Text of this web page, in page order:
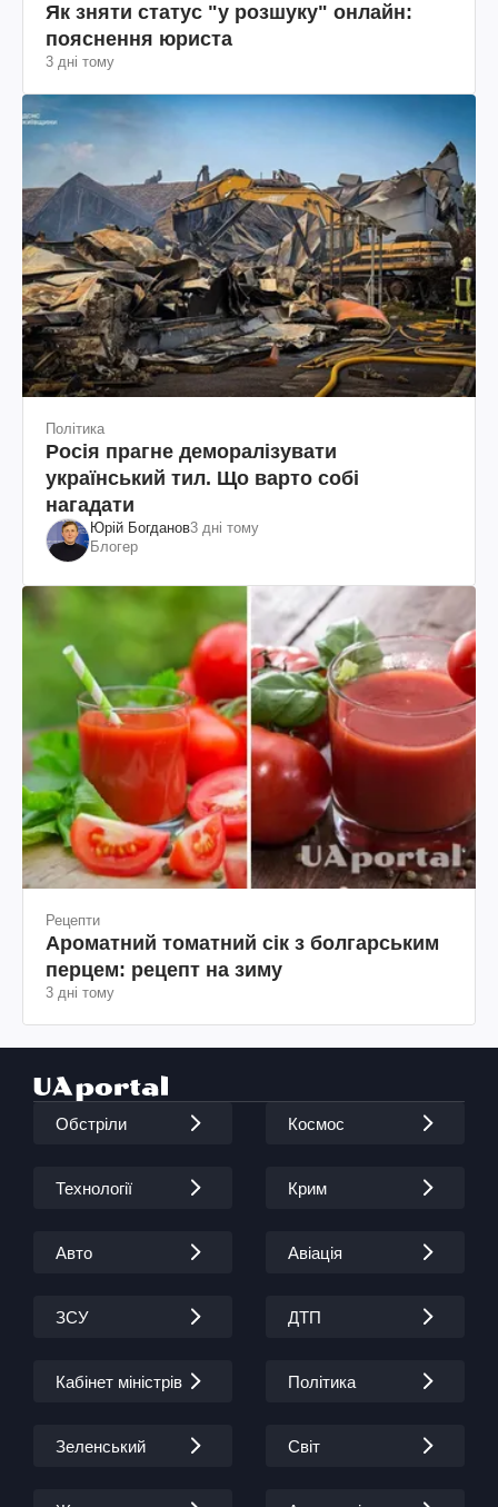
Як зняти статус "у розшуку" онлайн:
пояснення юриста
3 дні тому
Політика
Росія прагне деморалізувати
український тил. Що варто собі
нагадати
Юрій Богданов3 дні тому
Блогер
Рецепти
Ароматний томатний сік з болгарським
перцем: рецепт на зиму
3 дні тому
Обстріли Космос
Технології Крим
Авто Авіація
ЗСУ ДТП
Кабінет міністрів Політика
Зеленський Світ